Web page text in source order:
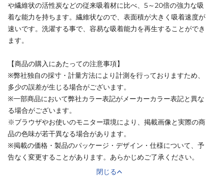
や繊維状の活性炭などの従来吸着材に比べ、5～20倍の強力な吸
着な能力を持ちます。繊維状なので、表面積が大きく吸着速度が
速いです。洗濯する事で、容易な吸着能力を再生することができ
ます。
【商品の購入にあたっての注意事項】
※弊社独自の採寸・計量方法により計測を行っておりますため、
多少の誤差が生じる場合がございます。
※一部商品において弊社カラー表記がメーカーカラー表記と異な
る場合がございます。
※ブラウザやお使いのモニター環境により、掲載画像と実際の商
品の色味が若干異なる場合があります。
※掲載の価格・製品のパッケージ・デザイン・仕様について、予
告なく変更することがあります。あらかじめご了承ください。
閉じる